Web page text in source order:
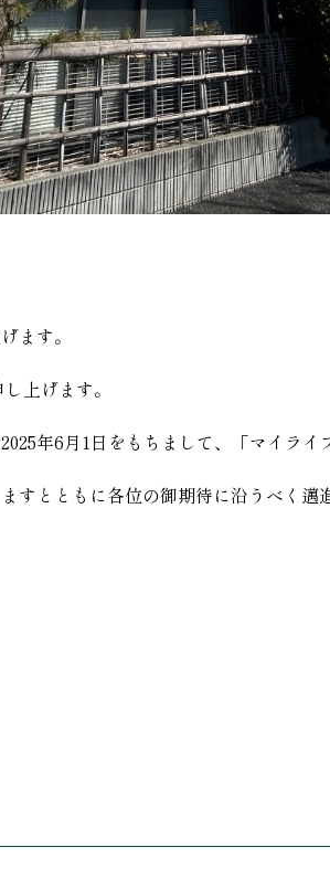
ます。
上げます。
年6月1日をもちまして、「マイライ
すとともに各位の御期待に沿うべく